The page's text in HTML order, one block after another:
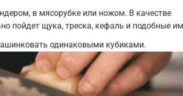
в мясорубке или ножом. В качестве
пойдет щука, треска, кефаль и подобные
одинаковыми кубиками.